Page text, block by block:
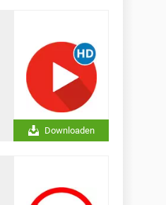
Downloaden